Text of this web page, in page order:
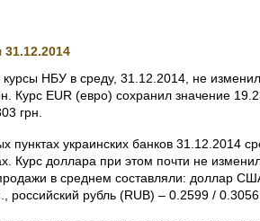
31.12.2014
НБУ в среду, 31.12.2014, не
Курс EUR (евро) сохранил значение
грн.
пунктах украинских банков 31.12.2014
Курс доллара при этом почти не
в среднем составляли: доллар
российский рубль (RUB) – 0.2599 / 0.3056